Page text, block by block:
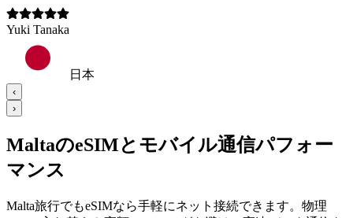
Yuki Tanaka
日本
‹
›
MaltaのeSIMとモバイル通信パフォー
マンス
Malta旅行でもeSIMなら手軽にネット接続できます。物理